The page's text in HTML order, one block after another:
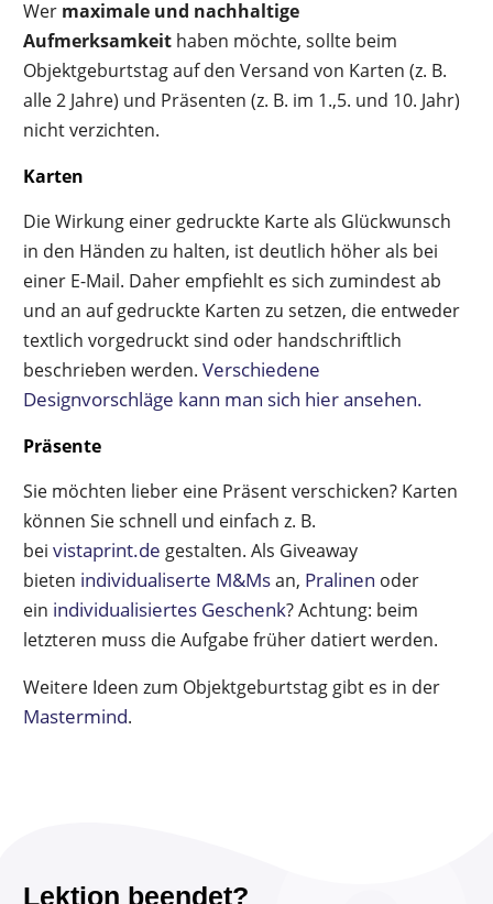
Wer maximale und nachhaltige
Aufmerksamkeit haben möchte, sollte beim
Objektgeburtstag auf den Versand von Karten (z. B.
alle 2 Jahre) und Präsenten (z. B. im 1.,5. und 10. Jahr)
nicht verzichten.
Karten
Die Wirkung einer gedruckte Karte als Glückwunsch
in den Händen zu halten, ist deutlich höher als bei
einer E-Mail. Daher empfiehlt es sich zumindest ab
und an auf gedruckte Karten zu setzen, die entweder
textlich vorgedruckt sind oder handschriftlich
beschrieben werden. Verschiedene
Designvorschläge kann man sich hier ansehen.
Präsente
Sie möchten lieber eine Präsent verschicken? Karten
können Sie schnell und einfach z. B.
bei vistaprint.de gestalten. Als Giveaway
bieten individualiserte M&Msan, Pralinen oder
ein individualisiertes Geschenk? Achtung: beim
letzteren muss die Aufgabe früher datiert werden.
Weitere Ideen zum Objektgeburtstag gibt es in der
Mastermind.
Lektion beendet?